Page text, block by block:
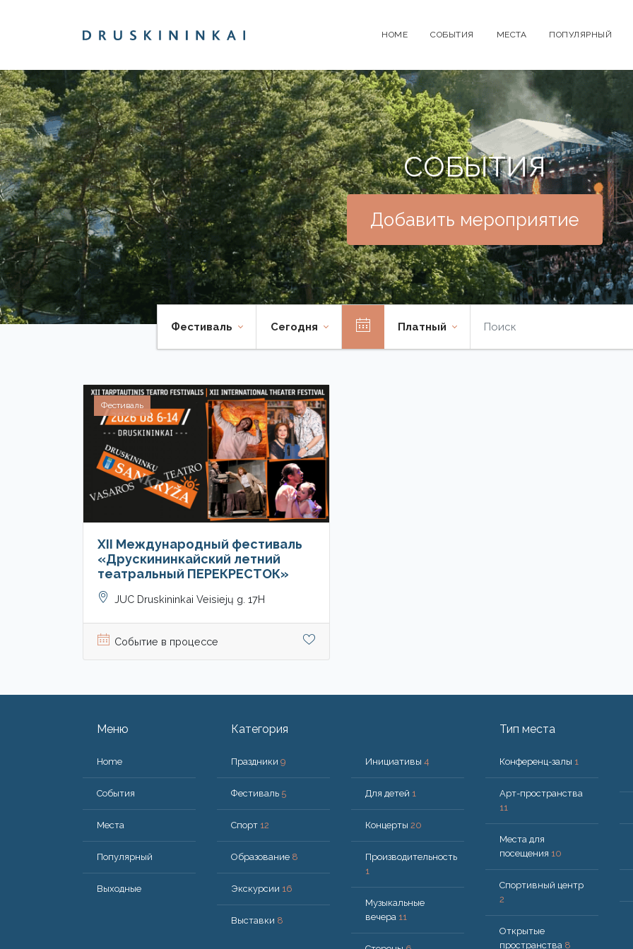
HOME СОБЫТИЯ МЕСТА ПОПУЛЯРНЫЙ
СОБЫТИЯ
Добавить мероприятие
Фестиваль Cегодня Платный
Фестиваль
XII Международный фестиваль
«Друскининкайский летний
театральный ПЕРЕКРЕСТОК»
JUC Druskininkai Veisiejų g. 17H
Событие в процессе
Меню
Home
События
Места
Популярный
Bыходные
Категория
Праздники 9
Фестиваль 5
Спорт 12
Образование 8
Экскурсии 16
Выставки 8
Инициативы 4
Для детей 1
Концерты 20
Производительность
1
Музыкальные
вечера 11
Тип места
Конференц-залы 1
Арт-пространства
11
Места для
посещения 10
Спортивный центр
2
Открытые
пространства 8